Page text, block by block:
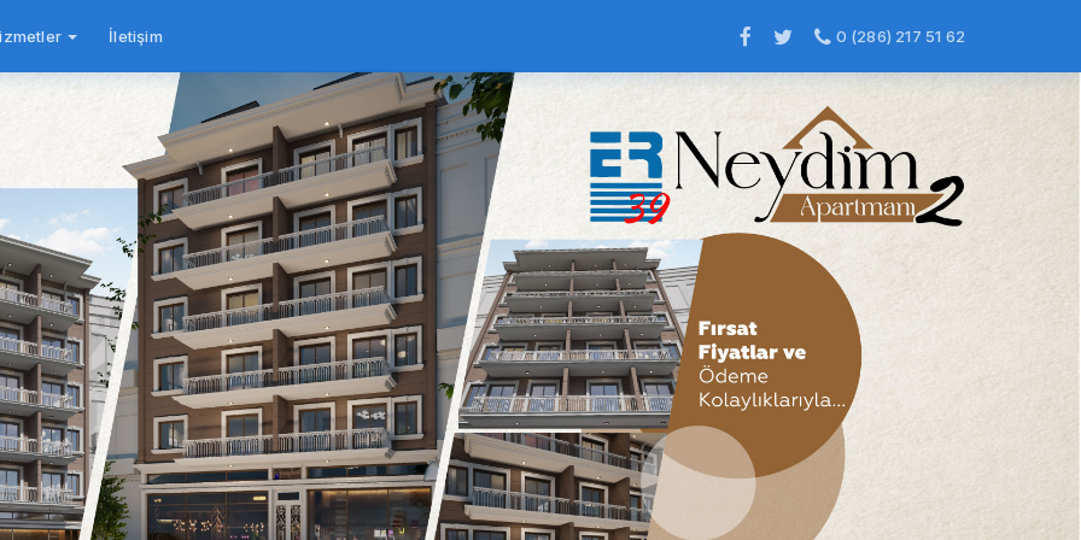
İletişim 0 (286) 217 51 62
×